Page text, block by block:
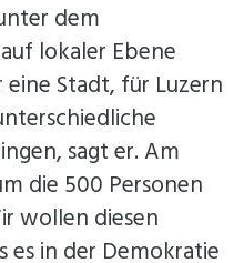
dem
lokaler Ebene
Stadt, für Luzern
sagt er. Am
die 500 Personen
wollen diesen
es in der Demokratie